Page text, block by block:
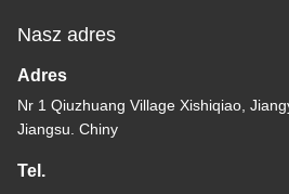
Nasz adres
Adres
Nr 1 Qiuzhuang Village Xishiqiao,
Jiangsu. Chiny
Tel.